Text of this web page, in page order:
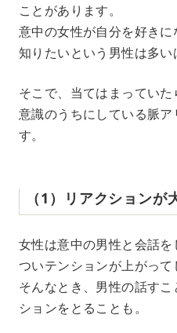
ことがあります。
意中の女性が自分を好き
知りたいという男性は多い
そこで、当てはまってい
意識のうちにしている脈
す。
（1）リアクションが
女性は意中の男性と会話
ついテンションが上がって
そんなとき、男性の話す
ションをとることも。